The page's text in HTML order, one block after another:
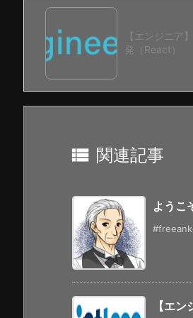
【エンジニア
発（React）
 関連記事
ようこ
【エ